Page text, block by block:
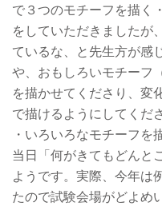
で３つのモチーフを描く
をしていただきましたが
ているな、と先生方が感
や、おもしろいモチーフ
を描かせてくださり、変
で描けるようにしてくだ
・いろいろなモチーフを
当日「何がきてもどんと
ようです。実際、今年は
たので試験会場がどよめ